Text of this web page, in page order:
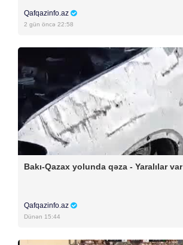
Qafqazinfo.az
2 gün öncə 22:58
Bakı-Qazax yolunda qəza - Yaralılar var
Qafqazinfo.az
Dünən 15:44